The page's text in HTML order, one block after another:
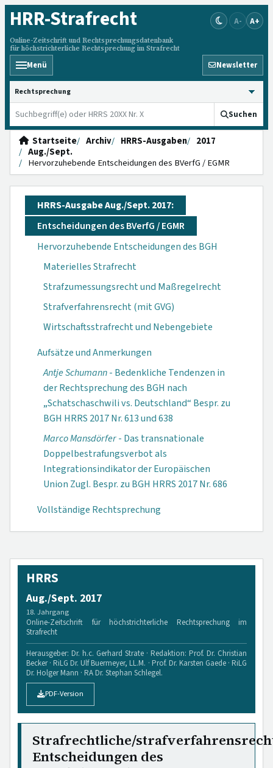
HRR-Strafrecht
Online-Zeitschrift und Rechtsprechungsdatenbank
für höchstrichterliche Rechtsprechung im Strafrecht
A- A+
Menü Newsletter
HRRS durchsuchen
Suchen
Startseite Archiv HRRS-Ausgaben
2017
Aug./Sept.
Hervorzuhebende Entscheidungen des BVerfG / EGMR
HRRS-Ausgabe Aug./Sept. 2017:
Entscheidungen des BVerfG / EGMR
Hervorzuhebende Entscheidungen des BGH
Materielles Strafrecht
Strafzumessungsrecht und Maßregelrecht
Strafverfahrensrecht (mit GVG)
Wirtschaftsstrafrecht und Nebengebiete
Aufsätze und Anmerkungen
Antje Schumann- Bedenkliche Tendenzen in
der Rechtsprechung des BGH nach
„Schatschaschwili vs. Deutschland“ Bespr. zu
BGH HRRS 2017 Nr. 613 und 638
Marco Mansdörfer- Das transnationale
Doppelbestrafungsverbot als
Integrationsindikator der Europäischen
Union Zugl. Bespr. zu BGH HRRS 2017 Nr. 686
Vollständige Rechtsprechung
HRRS
Aug./Sept. 2017
18. Jahrgang
Online-Zeitschrift für höchstrichterliche Rechtsprechung im
Strafrecht
Herausgeber: Dr. h.c. Gerhard Strate · Redaktion: Prof. Dr. Christian
Becker · RiLG Dr. Ulf Buermeyer, LL.M. · Prof. Dr. Karsten Gaede · RiLG
Dr. Holger Mann · RA Dr. Stephan Schlegel.
PDF-Version
Strafrechtliche/
Entscheidungen des